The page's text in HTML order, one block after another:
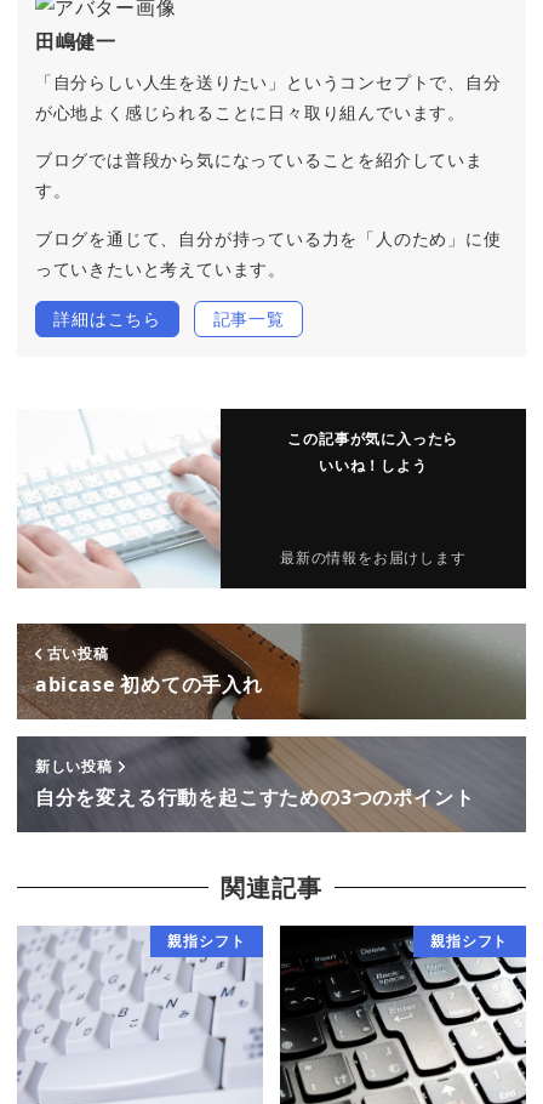
田嶋健一
「自分らしい人生を送りたい」というコンセプトで、自分
が心地よく感じられることに日々取り組んでいます。
ブログでは普段から気になっていることを紹介していま
す。
ブログを通じて、自分が持っている力を「人のため」に使
っていきたいと考えています。
詳細はこちら 記事一覧
この記事が気に入ったら
いいね！しよう
最新の情報をお届けします
古い投稿
abicase 初めての手入れ
新しい投稿
自分を変える行動を起こすための3つのポイント
関連記事
親指シフト 親指シフト